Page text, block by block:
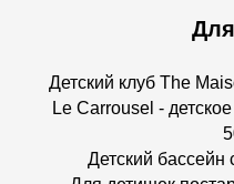
Детский клуб The
Le Carrousel -
Детский бассейн